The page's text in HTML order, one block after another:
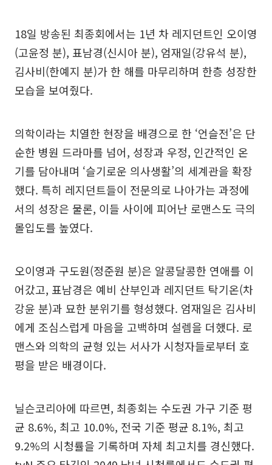
18일 방송된 최종회에서는 1년 차 레지던트인 오이영
(고윤정 분), 표남경(신시아 분), 엄재일(강유석 분),
김사비(한예지 분)가 한 해를 마무리하며 한층 성장한
모습을 보여줬다.
의학이라는 치열한 현장을 배경으로 한 ‘언슬전’은 단
순한 병원 드라마를 넘어, 성장과 우정, 인간적인 온
기를 담아내며 ‘슬기로운 의사생활’의 세계관을 확장
했다. 특히 레지던트들이 전문의로 나아가는 과정에
서의 성장은 물론, 이들 사이에 피어난 로맨스도 극의
몰입도를 높였다.
오이영과 구도원(정준원 분)은 알콩달콩한 연애를 이
어갔고, 표남경은 예비 산부인과 레지던트 탁기온(차
강윤 분)과 묘한 분위기를 형성했다. 엄재일은 김사비
에게 조심스럽게 마음을 고백하며 설렘을 더했다. 로
맨스와 의학의 균형 있는 서사가 시청자들로부터 호
평을 받은 배경이다.
닐슨코리아에 따르면, 최종회는 수도권 가구 기준 평
균 8.6%, 최고 10.0%, 전국 기준 평균 8.1%, 최고
9.2%의 시청률을 기록하며 자체 최고치를 경신했다.